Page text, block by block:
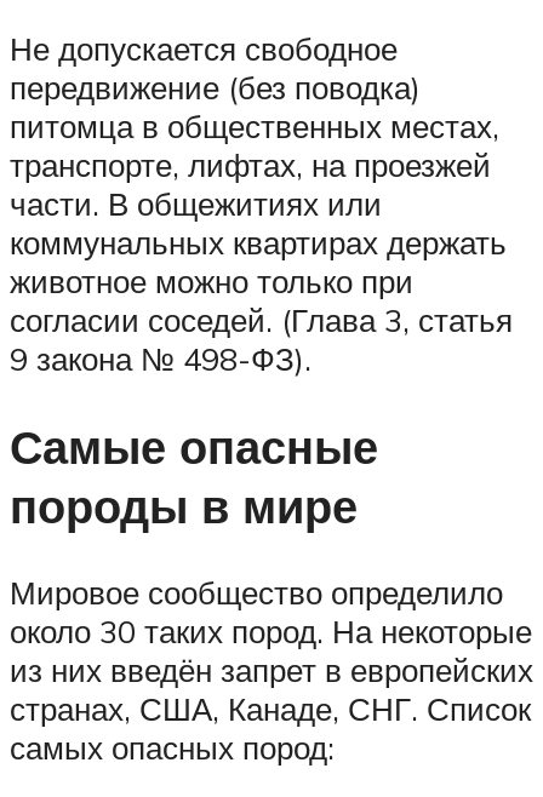
Не допускается свободное
передвижение (без поводка)
питомца в общественных местах,
транспорте, лифтах, на проезжей
части. В общежитиях или
коммунальных квартирах держать
животное можно только при
согласии соседей. (Глава 3, статья
9 закона № 498-ФЗ).
Самые опасные
породы в мире
Мировое сообщество определило
около 30 таких пород. На некоторые
из них введён запрет в европейских
странах, США, Канаде, СНГ. Список
самых опасных пород: